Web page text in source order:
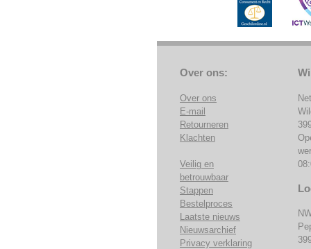
Over ons:
Over ons
E-mail
Retourneren
Klachten
Veilig en
betrouwbaar
Stappen
Bestelproces
Laatste nieuws
Nieuwsarchief
Privacy verklaring